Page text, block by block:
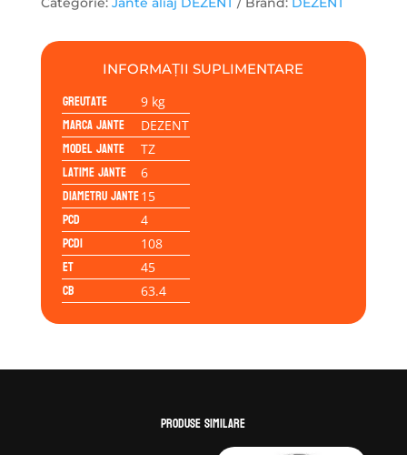
4/108/45/63,4
INFORMAȚII SUPLIMENTARE
Greutate 9 kg
Marca jante DEZENT
Model jante TZ
Latime jante 6
Diametru jante15
PCD 4
PCD1 108
ET 45
CB 63.4
Produse similare